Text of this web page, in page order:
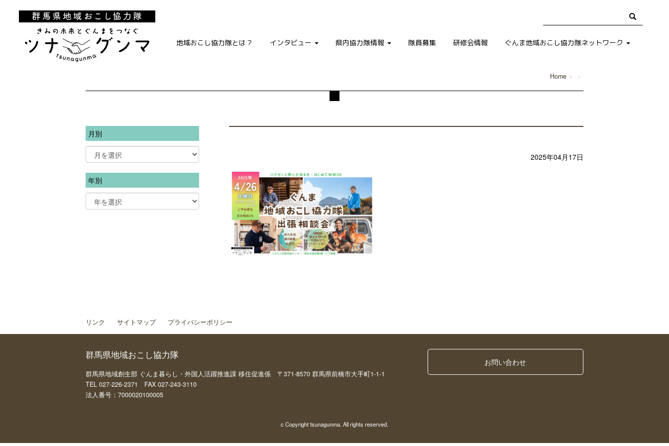
地域おこし協力隊とは？ インタビュー 県内協力隊情報 隊員募集 研修会情報 ぐんま地域おこし協力隊ネットワーク
Home
2025年04月17日
月別
年別
リンク サイトマップ プライバシーポリシー
群馬県地域おこし協力隊
群馬県地域創生部 ぐんま暮らし・外国人活躍推進課 移住促進係 〒371-8570 群馬県前橋市大手町1-1-1
TEL 027-226-2371 FAX 027-243-3110
法人番号：7000020100005
お問い合わせ
c Copyright tsunagunma. All rights reserved.